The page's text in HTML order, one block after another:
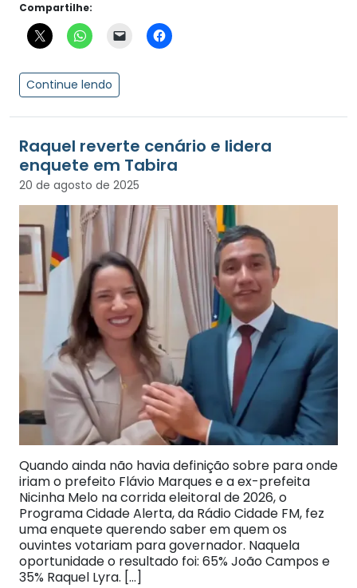
Compartilhe:
Continue lendo
Raquel reverte cenário e lidera
enquete em Tabira
20 de agosto de 2025
Quando ainda não havia definição sobre para onde
iriam o prefeito Flávio Marques e a ex-prefeita
Nicinha Melo na corrida eleitoral de 2026, o
Programa Cidade Alerta, da Rádio Cidade FM, fez
uma enquete querendo saber em quem os
ouvintes votariam para governador. Naquela
oportunidade o resultado foi: 65% João Campos e
35% Raquel Lyra. […]